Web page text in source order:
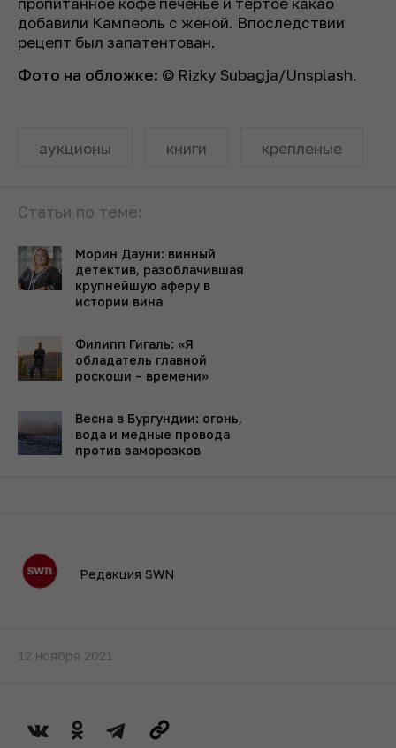
добавили Кампеоль с женой. Впоследствии
рецепт был запатентован.
Фото на обложке: © Rizky Subagja/Unsplash.
аукционы книги крепленые
Статьи по теме:
Морин Дауни: винный
детектив, разоблачившая
крупнейшую аферу в
истории вина
Филипп Гигаль: «Я
обладатель главной
роскоши – времени»
Весна в Бургундии: огонь,
вода и медные провода
против заморозков
Редакция SWN
12 ноября 2021